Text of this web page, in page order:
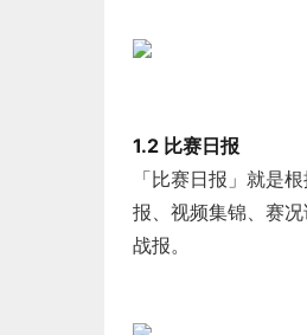
1.2 比赛日报
「比赛日报」就是
报、视频集锦、赛
战报。